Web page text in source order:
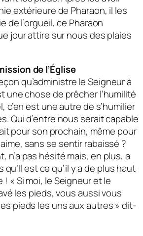
extérieure de Pharaon, il les
de l’orgueil, ce Pharaon
jour attire sur nous des plaies
de l’Église
qu’administre le Seigneur à
une chose de prêcher l’humilité
c’en est une autre de s’humilier
Qui d’entre nous serait capable
pour son prochain, même pour
sans se sentir rabaissé ?
n’a pas hésité mais, en plus, a
qu’Il est ce qu’il y a de plus haut
« Si moi, le Seigneur et le
les pieds, vous aussi vous
pieds les uns aux autres » dit-